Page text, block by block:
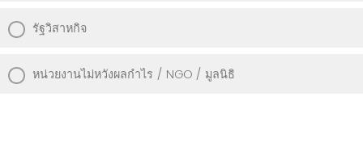
รัฐวิสาหกิจ
หน่วยงานไม่หวังผลกำไร / NGO / มูลนิธิ